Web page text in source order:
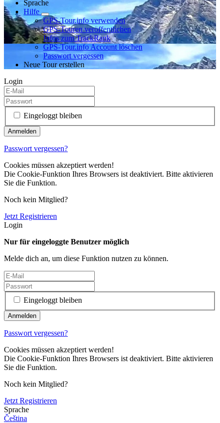
Sprache
Hilfe
GPS-Tour.info verwenden
GPS-Touren veröffentlichen
Infos zum TrackRank
GPS-Tour.info Account löschen
Passwort vergessen
Neue Tour erstellen
Login
Eingeloggt bleiben
Passwort vergessen?
Cookies müssen akzeptiert werden!
Die Cookie-Funktion Ihres Browsers ist deaktiviert. Bitte aktivieren
Sie die Funktion.
Noch kein Mitglied?
Jetzt Registrieren
Login
Nur für eingeloggte Benutzer möglich
Melde dich an, um diese Funktion nutzen zu können.
Eingeloggt bleiben
Passwort vergessen?
Cookies müssen akzeptiert werden!
Die Cookie-Funktion Ihres Browsers ist deaktiviert. Bitte aktivieren
Sie die Funktion.
Noch kein Mitglied?
Jetzt Registrieren
Sprache
Čeština